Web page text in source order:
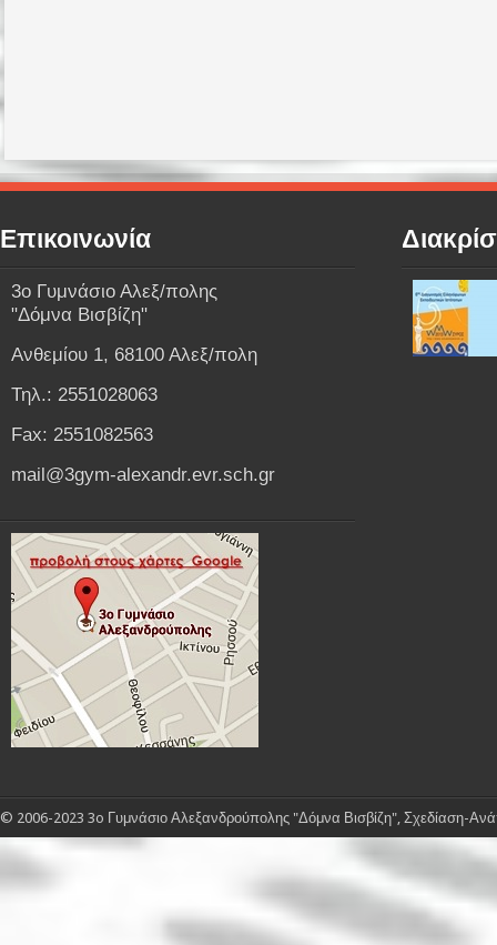
Επικοινωνία
3o Γυμνάσιο Αλεξ/πολης
"Δόμνα Βισβίζη"
Ανθεμίου 1, 68100 Αλεξ/πολη
Τηλ.: 2551028063
Fax: 2551082563
mail@3gym-alexandr.evr.sch.gr
© 2006-2023 3o Γυμνάσιο Αλεξανδρούπολης "Δόμνα Βισβίζη", Σχεδίαση-